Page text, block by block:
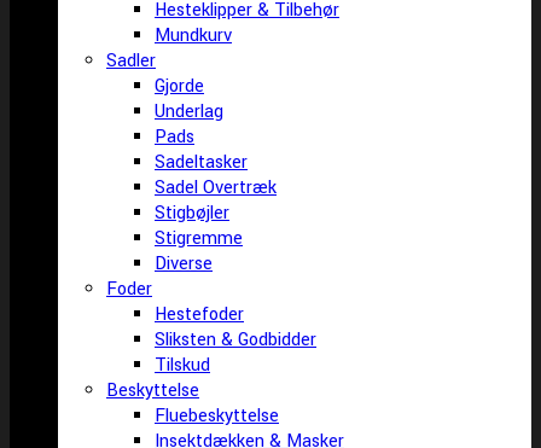
Hesteklipper & Tilbehør
Mundkurv
Sadler
Gjorde
Underlag
Pads
Sadeltasker
Sadel Overtræk
Stigbøjler
Stigremme
Diverse
Foder
Hestefoder
Sliksten & Godbidder
Tilskud
Beskyttelse
Fluebeskyttelse
Insektdækken & Masker